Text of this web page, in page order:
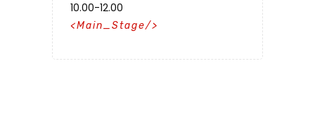
10.00-12.00
Main_Stage